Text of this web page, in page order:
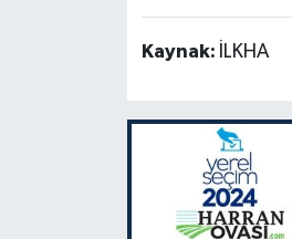
Kaynak: İLKHA